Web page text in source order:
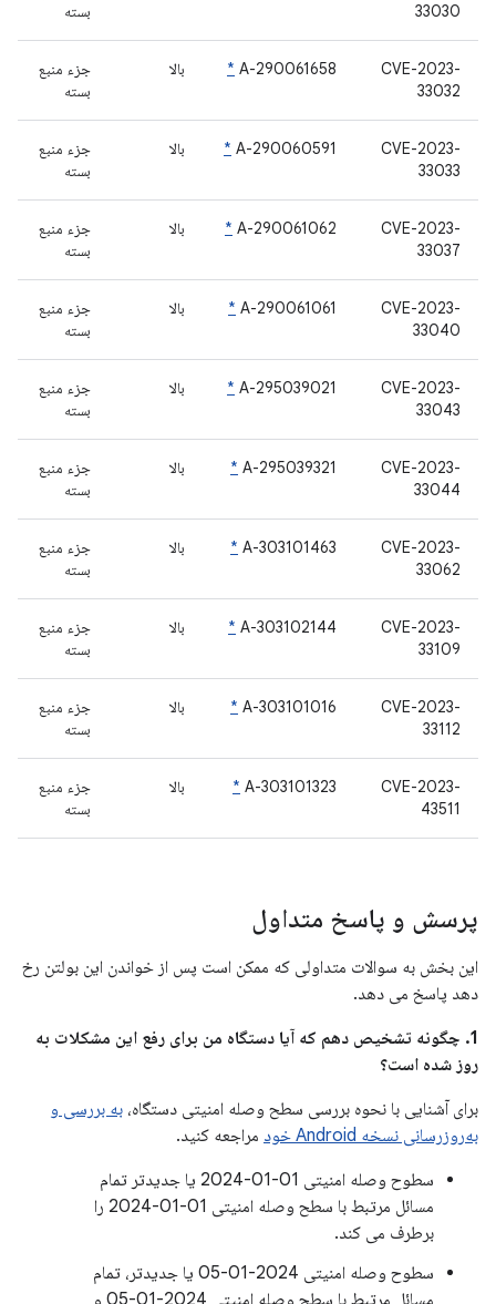
33030
بسته
CVE-2023-
33032
A-290061658
* بالا
جزء منبع
بسته
CVE-2023-
33033
A-290060591
* بالا
جزء منبع
بسته
CVE-2023-
33037
A-290061062
* بالا
جزء منبع
بسته
CVE-2023-
33040
A-290061061
* بالا
جزء منبع
بسته
CVE-2023-
33043
A-295039021
* بالا
جزء منبع
بسته
CVE-2023-
33044
A-295039321
* بالا
جزء منبع
بسته
CVE-2023-
33062
A-303101463
* بالا
جزء منبع
بسته
CVE-2023-
33109
A-303102144
* بالا
جزء منبع
بسته
CVE-2023-
33112
A-303101016
* بالا
جزء منبع
بسته
CVE-2023-
43511
A-303101323
* بالا
جزء منبع
بسته
پرسش و پاسخ متداول
این بخش به سوالات متداولی که ممکن است پس از خواندن این بولتن رخ
دهد پاسخ می دهد.
1. چگونه تشخیص دهم که آیا دستگاه من برای رفع این مشکلات به
روز شده است؟
برای آشنایی با نحوه بررسی سطح وصله امنیتی دستگاه، به بررسی و
به‌روزرسانی نسخه Android خود
مراجعه کنید.
سطوح وصله امنیتی 01-01-2024 یا جدیدتر تمام
مسائل مرتبط با سطح وصله امنیتی 01-01-2024 را
برطرف می کند.
سطوح وصله امنیتی 2024-01-05 یا جدیدتر، تمام
مسائل مرتبط با سطح وصله امنیتی 2024-01-05 و